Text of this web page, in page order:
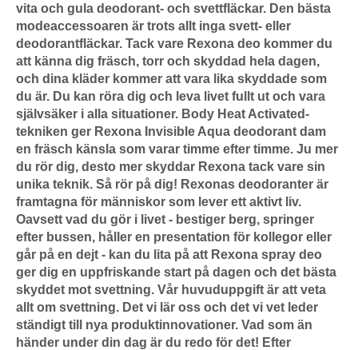
vita och gula deodorant- och svettfläckar. Den bästa
modeaccessoaren är trots allt inga svett- eller
deodorantfläckar. Tack vare Rexona deo kommer du
att känna dig fräsch, torr och skyddad hela dagen,
och dina kläder kommer att vara lika skyddade som
du är. Du kan röra dig och leva livet fullt ut och vara
självsäker i alla situationer. Body Heat Activated-
tekniken ger Rexona Invisible Aqua deodorant dam
en fräsch känsla som varar timme efter timme. Ju mer
du rör dig, desto mer skyddar Rexona tack vare sin
unika teknik. Så rör på dig! Rexonas deodoranter är
framtagna för människor som lever ett aktivt liv.
Oavsett vad du gör i livet - bestiger berg, springer
efter bussen, håller en presentation för kollegor eller
går på en dejt - kan du lita på att Rexona spray deo
ger dig en uppfriskande start på dagen och det bästa
skyddet mot svettning. Vår huvuduppgift är att veta
allt om svettning. Det vi lär oss och det vi vet leder
ständigt till nya produktinnovationer. Vad som än
händer under din dag är du redo för det! Efter